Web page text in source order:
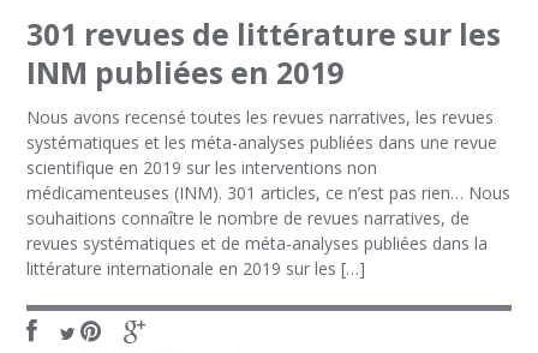
301 revues de littérature sur les
INM publiées en 2019
Nous avons recensé toutes les revues narratives, les revues
systématiques et les méta-analyses publiées dans une revue
scientifique en 2019 sur les interventions non
médicamenteuses (INM). 301 articles, ce n’est pas rien… Nous
souhaitions connaître le nombre de revues narratives, de
revues systématiques et de méta-analyses publiées dans la
littérature internationale en 2019 sur les […]